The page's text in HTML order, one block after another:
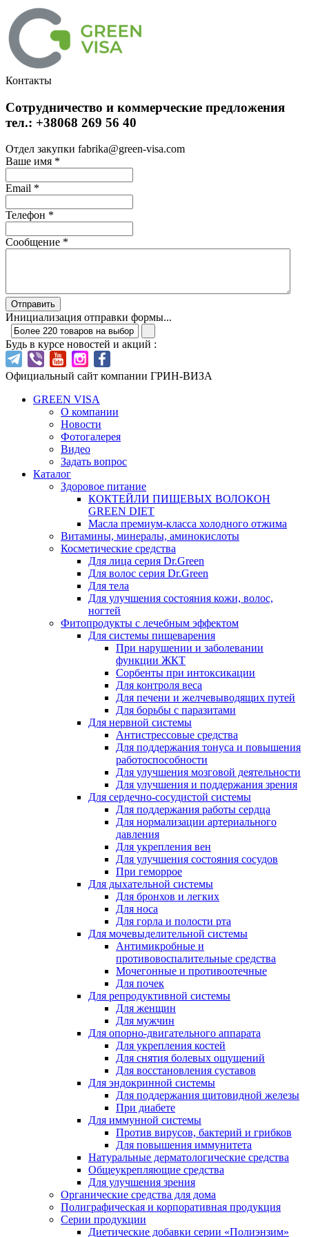
Контакты
Сотрудничество и коммерческие предложения
тел.: +38068 269 56 40
Отдел закупки fabrika@green-visa.com
Ваше имя *
Email *
Телефон *
Сообщение *
Отправить
Инициализация отправки формы...
Будь в курсе новостей и акций :
Официальный сайт компании ГРИН-ВИЗА
GREEN VISA
О компании
Новости
Фотогалерея
Видео
Задать вопрос
Каталог
Здоровое питание
КОКТЕЙЛИ ПИЩЕВЫХ ВОЛОКОН
GREEN DIET
Масла премиум-класса холодного отжима
Витамины, минералы, аминокислоты
Косметические средства
Для лица серия Dr.Green
Для волос серия Dr.Green
Для тела
Для улучшения состояния кожи, волос,
ногтей
Фитопродукты с лечебным эффектом
Для системы пищеварения
При нарушении и заболевании
функции ЖКТ
Сорбенты при интоксикации
Для контроля веса
Для печени и желчевыводящих путей
Для борьбы с паразитами
Для нервной системы
Антистрессовые средства
Для поддержания тонуса и повышения
работоспособности
Для улучшения мозговой деятельности
Для улучшения и поддержания зрения
Для сердечно-сосудистой системы
Для поддержания работы сердца
Для нормализации артериального
давления
Для укрепления вен
Для улучшения состояния сосудов
При геморрое
Для дыхательной системы
Для бронхов и легких
Для носа
Для горла и полости рта
Для мочевыделительной системы
Антимикробные и
противовоспалительные средства
Мочегонные и противоотечные
Для почек
Для репродуктивной системы
Для женщин
Для мужчин
Для опорно-двигательного аппарата
Для укрепления костей
Для снятия болевых ощущений
Для восстановления суставов
Для эндокринной системы
Для поддержания щитовидной железы
При диабете
Для иммунной системы
Против вирусов, бактерий и грибков
Для повышения иммунитета
Натуральные дерматологические средства
Общеукрепляющие средства
Для улучшения зрения
Органические средства для дома
Полиграфическая и корпоративная продукция
Серии продукции
Диетические добавки серии «Полиэнзим»